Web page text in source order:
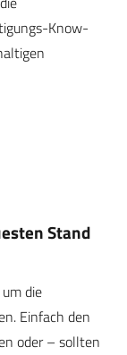
Know-
Stand
die
Einfach den
oder – sollten